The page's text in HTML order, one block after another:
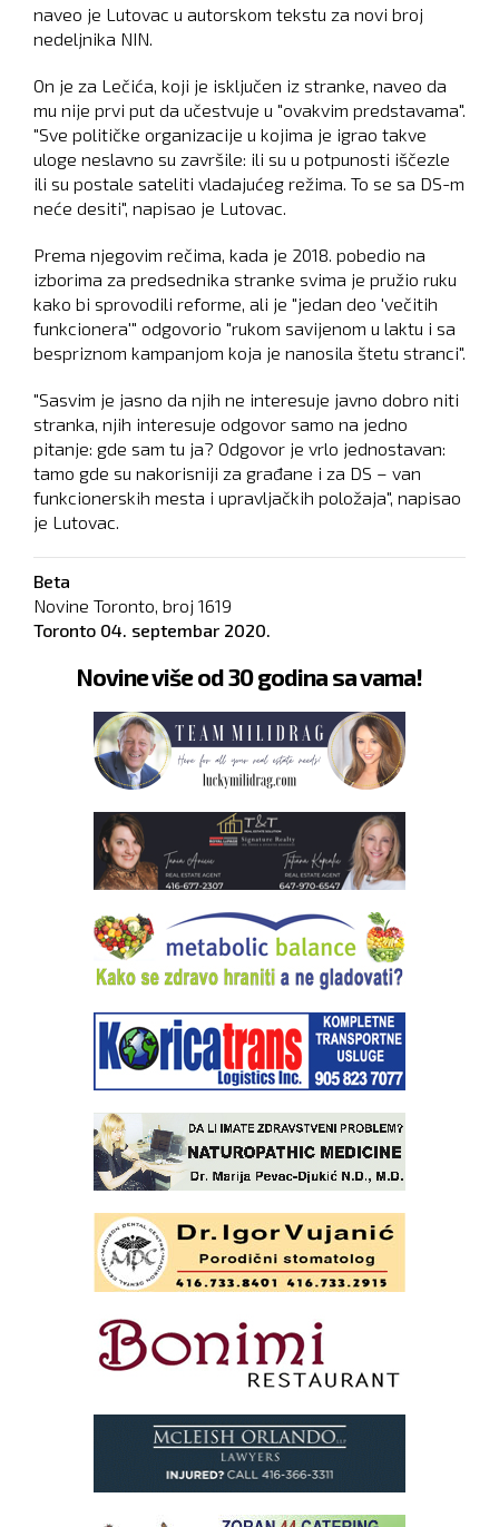
naveo je Lutovac u autorskom tekstu za novi broj
nedeljnika NIN.
On je za Lečića, koji je isključen iz stranke, naveo da
mu nije prvi put da učestvuje u "ovakvim predstavama".
"Sve političke organizacije u kojima je igrao takve
uloge neslavno su završile: ili su u potpunosti iščezle
ili su postale sateliti vladajućeg režima. To se sa DS-m
neće desiti", napisao je Lutovac.
Prema njegovim rečima, kada je 2018. pobedio na
izborima za predsednika stranke svima je pružio ruku
kako bi sprovodili reforme, ali je "jedan deo 'večitih
funkcionera'" odgovorio "rukom savijenom u laktu i sa
bespriznom kampanjom koja je nanosila štetu stranci".
"Sasvim je jasno da njih ne interesuje javno dobro niti
stranka, njih interesuje odgovor samo na jedno
pitanje: gde sam tu ja? Odgovor je vrlo jednostavan:
tamo gde su nakorisniji za građane i za DS – van
funkcionerskih mesta i upravljačkih položaja", napisao
je Lutovac.
Beta
Novine Toronto, broj 1619
Toronto 04. septembar 2020.
Novine više od 30 godina sa vama!